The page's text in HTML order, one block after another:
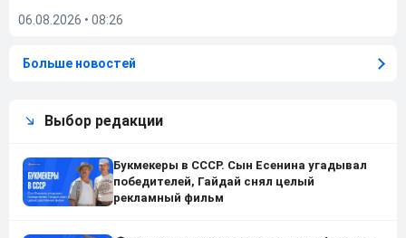
06.08.2026 • 08:26
Больше новостей
Выбор редакции
Букмекеры в СССР. Сын Есенина угадывал
победителей, Гайдай снял целый
рекламный фильм